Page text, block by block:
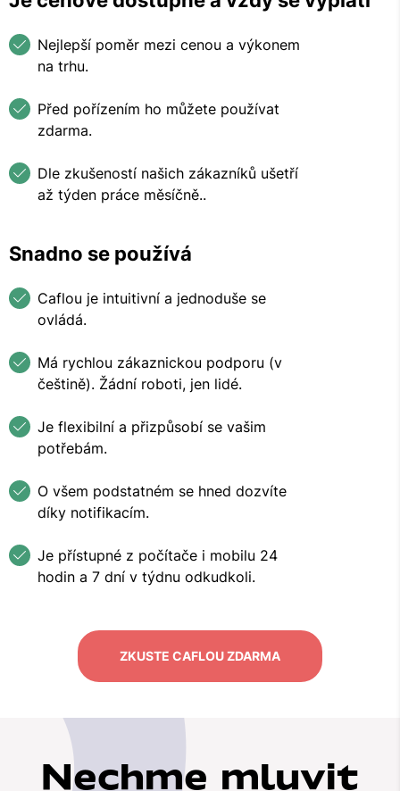
Nejlepší poměr mezi cenou a výkonem
na trhu.
Před pořízením ho můžete používat
zdarma.
Dle zkušeností našich zákazníků ušetří
až týden práce měsíčně..
Snadno se používá
Caflou je intuitivní a jednoduše se
ovládá.
Má rychlou zákaznickou podporu (v
češtině). Žádní roboti, jen lidé.
Je flexibilní a přizpůsobí se vašim
potřebám.
O všem podstatném se hned dozvíte
díky notifikacím.
Je přístupné z počítače i mobilu 24
hodin a 7 dní v týdnu odkudkoli.
ZKUSTE CAFLOU ZDARMA
Nechme mluvit